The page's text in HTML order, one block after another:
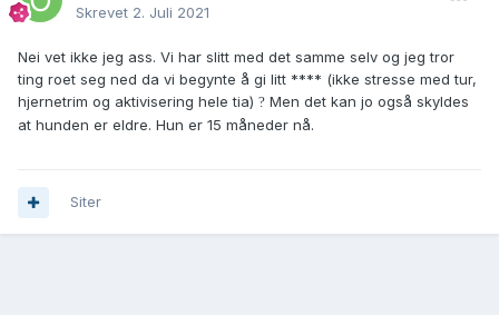
Skrevet 2. Juli 2021
Nei vet ikke jeg ass. Vi har slitt med det samme selv og jeg tror
ting roet seg ned da vi begynte å gi litt **** (ikke stresse med tur,
hjernetrim og aktivisering hele tia) ? Men det kan jo også skyldes
at hunden er eldre. Hun er 15 måneder nå.
Siter